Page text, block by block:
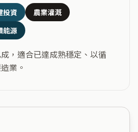
投資
農業灌溉
能源
，適合已達成熟穩定、以循
業。